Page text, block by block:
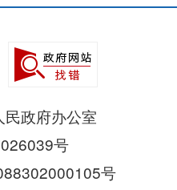
政府办公室
号
号